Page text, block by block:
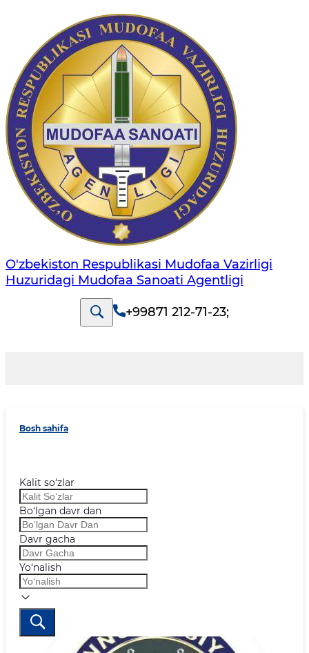
O'zbekiston Respublikasi Mudofaa Vazirligi
Huzuridagi Mudofaa Sanoati Agentligi
+99871 212-71-23;
Kalit so‘zlar
Davr gacha
Yo‘nalish